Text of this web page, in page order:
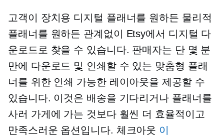
고객이 장치용 디지털 플래너를 원하든 물리적
플래너를 원하든 관계없이 Etsy에서 디지털 다
운로드로 찾을 수 있습니다. 판매자는 단 몇 분
만에 다운로드 및 인쇄할 수 있는 맞춤형 플래
너를 위한 인쇄 가능한 레이아웃을 제공할 수
있습니다. 이것은 배송을 기다리거나 플래너를
사러 가게에 가는 것보다 훨씬 더 효율적이고
만족스러운 옵션입니다. 체크아웃 이